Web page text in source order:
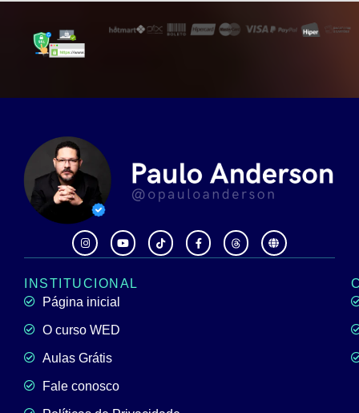
INSTITUCIONAL
Página inicial
O curso WED
Aulas Grátis
Fale conosco